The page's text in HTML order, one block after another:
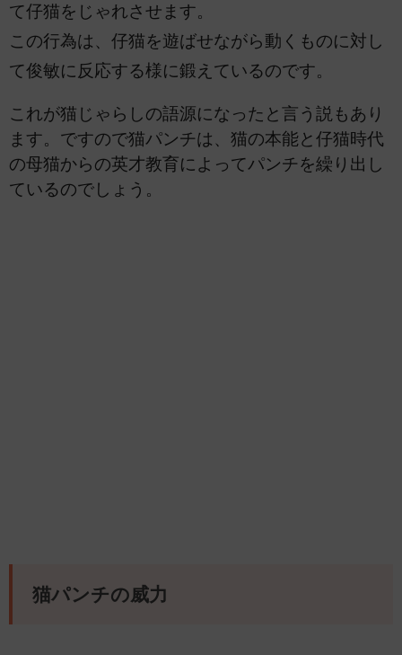
て仔猫をじゃれさせます。
この行為は、仔猫を遊ばせながら動くものに対し
て俊敏に反応する様に鍛えているのです。
これが猫じゃらしの語源になったと言う説もあり
ます。ですので猫パンチは、猫の本能と仔猫時代
の母猫からの英才教育によってパンチを繰り出し
ているのでしょう。
猫パンチの威力